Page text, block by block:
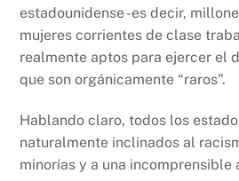
estadounidense -es decir,
mujeres corrientes de clase
realmente aptos para ejercer el
que son orgánicamente “raros”.
Hablando claro, todos los
naturalmente inclinados al
minorías y a una incomprensible